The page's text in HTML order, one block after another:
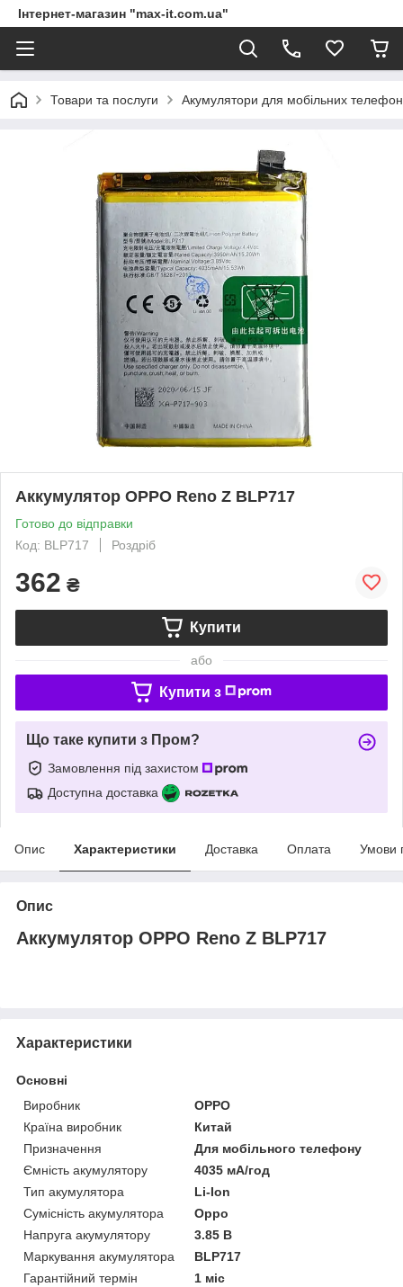
Інтернет-магазин "max-it.com.ua"
Товари та послуги Акумулятори для мобільних
Аккумулятор OPPO Reno Z BLP717
Готово до відправки
Код: BLP717
Роздріб
362 ₴
Купити
або
Купити з
Що таке купити з Пром?
Замовлення під захистом
Доступна доставка
Опис Характеристики Доставка Оплата Умови
Опис
Аккумулятор OPPO Reno Z BLP717
Характеристики
Основні
Виробник
OPPO
Країна виробник
Китай
Призначення
Для мобільного телефону
Ємність акумулятору
4035 мА/год
Тип акумулятора
Li-Ion
Сумісність акумулятора
Oppo
Напруга акумулятору
3.85 В
Маркування акумулятора
BLP717
Гарантійний термін
1 міс